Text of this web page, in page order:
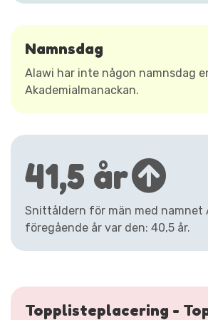
Namnsdag
Alawi har inte någon namnsdag
Akademialmanackan.
41,5 år
Snittåldern för män med namnet
föregående år var den: 40,5 år.
Topplisteplacering -